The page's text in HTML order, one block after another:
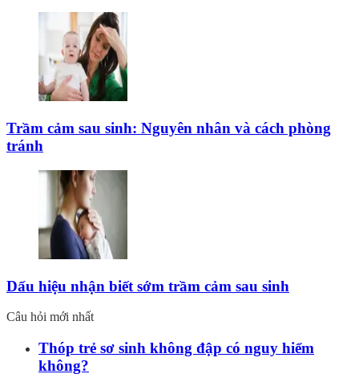
Trầm cảm sau sinh: Nguyên nhân và cách phòng
tránh
Dấu hiệu nhận biết sớm trầm cảm sau sinh
Câu hỏi mới nhất
Thóp trẻ sơ sinh không đập có nguy hiểm
không?